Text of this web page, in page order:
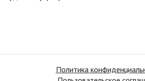
Политика